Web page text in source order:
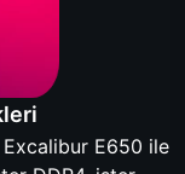
E650 ile